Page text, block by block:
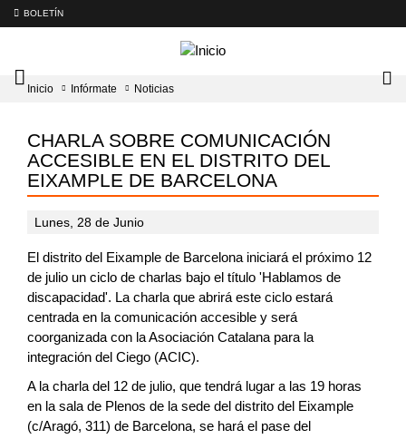
BOLETÍN
Intercambiador
del
principal
Inicio Infórmate Noticias
CHARLA SOBRE COMUNICACIÓN
ACCESIBLE EN EL DISTRITO DEL
EIXAMPLE DE BARCELONA
Lunes, 28 de Junio
El distrito del Eixample de Barcelona iniciará el próximo 12
de julio un ciclo de charlas bajo el título 'Hablamos de
discapacidad'. La charla que abrirá este ciclo estará
centrada en la comunicación accesible y será
coorganizada con la Asociación Catalana para la
integración del Ciego (ACIC).
A la charla del 12 de julio, que tendrá lugar a las 19 horas
en la sala de Plenos de la sede del distrito del Eixample
(c/Aragó, 311) de Barcelona, se hará el pase del